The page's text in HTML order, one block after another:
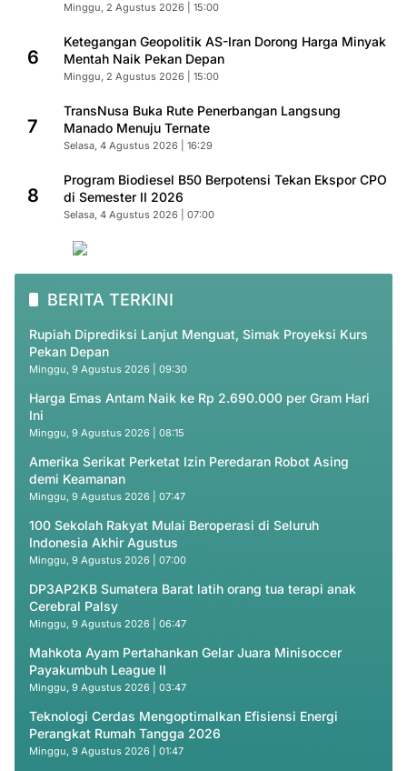
Minggu, 2 Agustus 2026 | 15:00
6
Ketegangan Geopolitik AS-Iran Dorong Harga Minyak
Mentah Naik Pekan Depan
Minggu, 2 Agustus 2026 | 15:00
7
TransNusa Buka Rute Penerbangan Langsung
Manado Menuju Ternate
Selasa, 4 Agustus 2026 | 16:29
8
Program Biodiesel B50 Berpotensi Tekan Ekspor CPO
di Semester II 2026
Selasa, 4 Agustus 2026 | 07:00
BERITA TERKINI
Rupiah Diprediksi Lanjut Menguat, Simak Proyeksi Kurs
Pekan Depan
Minggu, 9 Agustus 2026 | 09:30
Harga Emas Antam Naik ke Rp 2.690.000 per Gram Hari
Ini
Minggu, 9 Agustus 2026 | 08:15
Amerika Serikat Perketat Izin Peredaran Robot Asing
demi Keamanan
Minggu, 9 Agustus 2026 | 07:47
100 Sekolah Rakyat Mulai Beroperasi di Seluruh
Indonesia Akhir Agustus
Minggu, 9 Agustus 2026 | 07:00
DP3AP2KB Sumatera Barat latih orang tua terapi anak
Cerebral Palsy
Minggu, 9 Agustus 2026 | 06:47
Mahkota Ayam Pertahankan Gelar Juara Minisoccer
Payakumbuh League II
Minggu, 9 Agustus 2026 | 03:47
Teknologi Cerdas Mengoptimalkan Efisiensi Energi
Perangkat Rumah Tangga 2026
Minggu, 9 Agustus 2026 | 01:47